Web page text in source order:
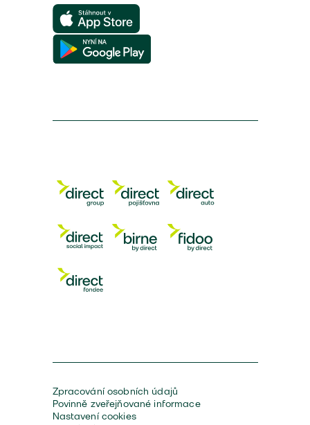
Zpracování osobních údajů
Povinně zveřejňované informace
Nastavení cookies